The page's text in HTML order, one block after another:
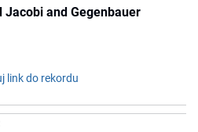
Jacobi and Gegenbauer
link do rekordu